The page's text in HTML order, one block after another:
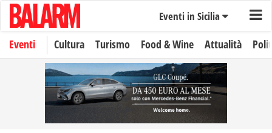
Eventi in Sicilia
Eventi Cultura Turismo Food & Wine Attualità